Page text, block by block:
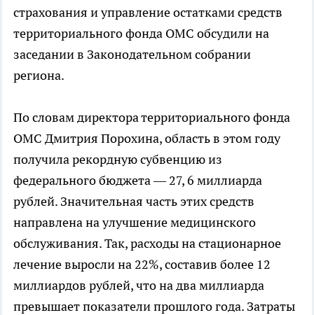
страхования и управление остатками средств
территориального фонда ОМС обсудили на
заседании в Законодательном собрании
региона.
По словам директора территориального фонда
ОМС Дмитрия Порохина, область в этом году
получила рекордную субвенцию из
федерального бюджета — 27, 6 миллиарда
рублей. Значительная часть этих средств
направлена на улучшение медицинского
обслуживания. Так, расходы на стационарное
лечение выросли на 22%, составив более 12
миллиардов рублей, что на два миллиарда
превышает показатели прошлого года. Затраты